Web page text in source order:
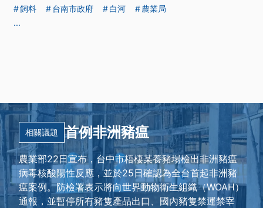
飼料
台南市政府 白河
農業局
...
相關議題 首例非洲豬瘟
農業部22日宣布，台中市梧棲某養豬場檢出非洲豬瘟
病毒核酸陽性反應，並於25日確認為全台首起非洲豬
瘟案例。防檢署表示將向世界動物衛生組織（WOAH）
通報，並暫停所有豬隻產品出口、國內豬隻禁運禁宰